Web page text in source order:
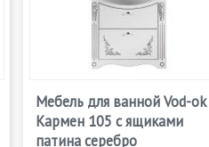
Мебель для ванной Vod-ok
Кармен 105 с ящиками
патина серебро